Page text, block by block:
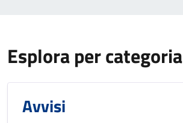
Esplora per categoria
Avvisi